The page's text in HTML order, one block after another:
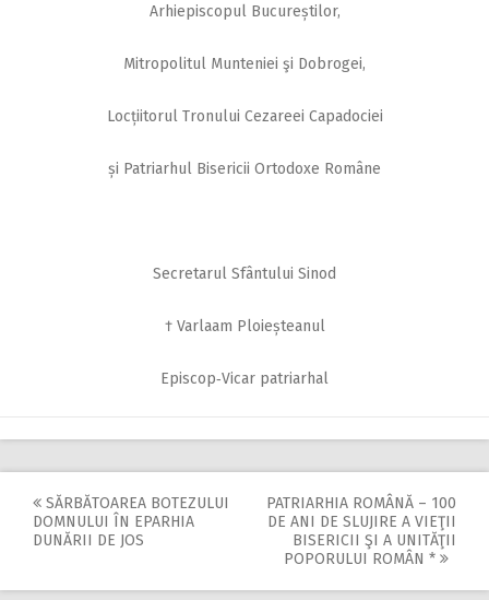
Arhiepiscopul Bucureștilor,
Mitropolitul Munteniei şi Dobrogei,
Locțiitorul Tronului Cezareei Capadociei
și Patriarhul Bisericii Ortodoxe Române
Secretarul Sfântului Sinod
† Varlaam Ploieșteanul
Episcop‑Vicar patriarhal
Post
SĂRBĂTOAREA BOTEZULUI
DOMNULUI ÎN EPARHIA
DUNĂRII DE JOS
PATRIARHIA ROMÂNĂ – 100
DE ANI DE SLUJIRE A VIEŢII
BISERICII ŞI A UNITĂŢII
POPORULUI ROMÂN *